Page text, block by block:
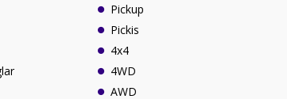
Pickup
Pickis
4x4
4WD
AWD